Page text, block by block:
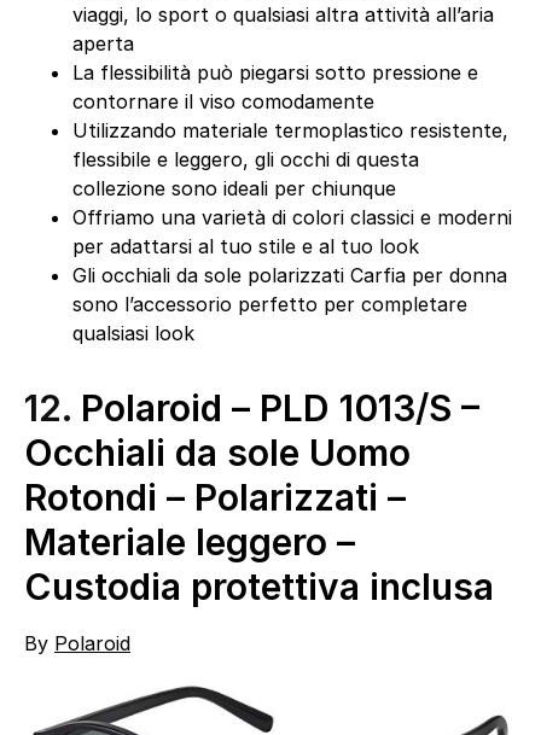
viaggi, lo sport o qualsiasi altra attività all’aria
aperta
La flessibilità può piegarsi sotto pressione e
contornare il viso comodamente
Utilizzando materiale termoplastico resistente,
flessibile e leggero, gli occhi di questa
collezione sono ideali per chiunque
Offriamo una varietà di colori classici e moderni
per adattarsi al tuo stile e al tuo look
Gli occhiali da sole polarizzati Carfia per donna
sono l’accessorio perfetto per completare
qualsiasi look
12. Polaroid – PLD 1013/S –
Occhiali da sole Uomo
Rotondi – Polarizzati –
Materiale leggero –
Custodia protettiva inclusa
By Polaroid